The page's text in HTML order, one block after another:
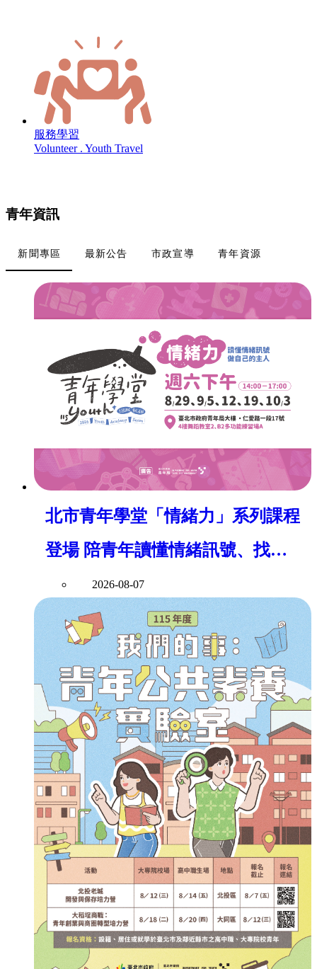
服務學習
Volunteer . Youth Travel
青年資訊
新聞專區 最新公告 市政宣導 青年資源
北市青年學堂「情緒力」系列課程
登場 陪青年讀懂情緒訊號、找回
身心平衡2026-08-07